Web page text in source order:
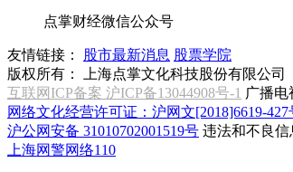
点掌财经微信公众号
友情链接： 股市最新消息 股票学院
版权所有：
上海点掌文化科技股份有限公司
互联网ICP备案 沪ICP备13044908号-1 广播电
网络文化经营许可证：沪网文[2018]6619-427
沪公网安备 31010702001519号 违法和不良信
上海网警网络110